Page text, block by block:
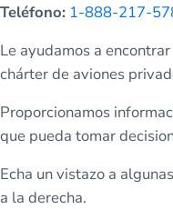
Teléfono: 1-888-217-
Le ayudamos a
chárter de aviones
Proporcionamos
que pueda tomar
Echa un vistazo a
a la derecha.